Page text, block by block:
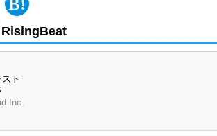
RisingBeat
ト
Inc.